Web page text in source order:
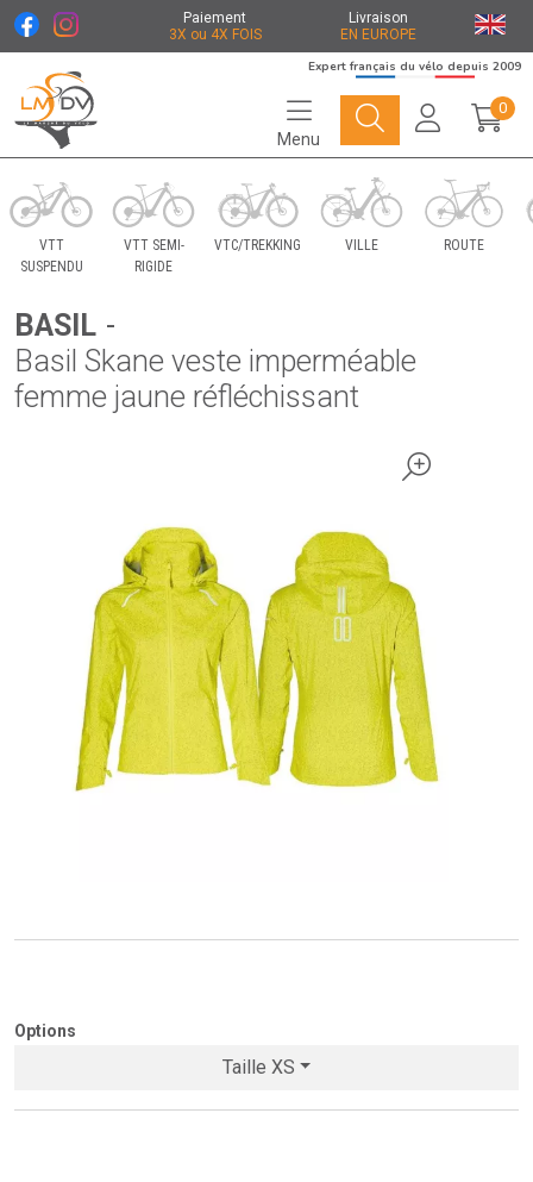
Paiement
3X ou 4X FOIS
Livraison
EN EUROPE
Le Marché du Vélo Votre distributeurs de vélo
Expert français du vélo depuis 2009
Menu
0
VTT
SUSPENDU
VTT SEMI-
RIGIDE
VTC/TREKKING VILLE ROUTE
BASIL -
Basil Skane veste imperméable
femme jaune réfléchissant
Options
Taille XS